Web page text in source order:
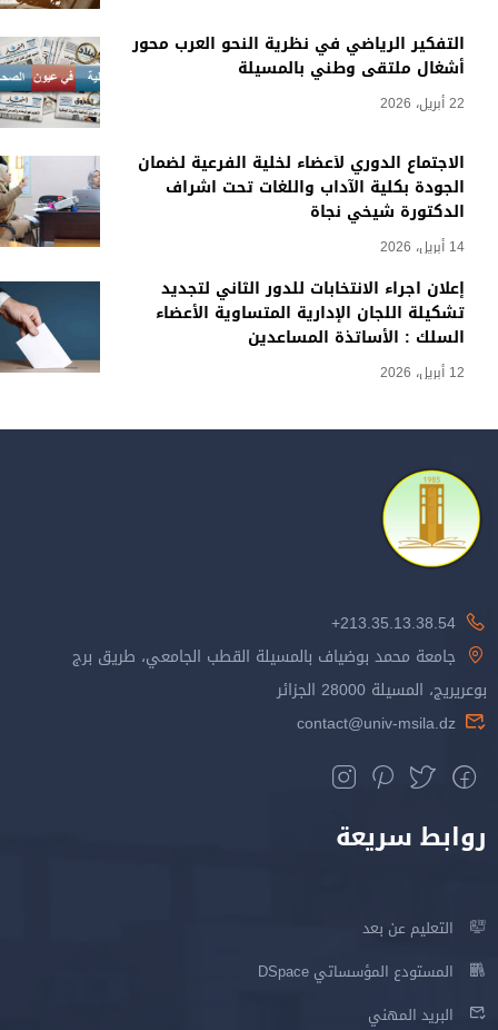
التفكير الرياضي في نظرية النحو العرب محور
أشغال ملتقى وطني بالمسيلة
22 أبريل، 2026
الاجتماع الدوري لأعضاء لخلية الفرعية لضمان
الجودة بكلية الآداب واللغات تحت اشراف
الدكتورة شيخي نجاة
14 أبريل، 2026
إعلان اجراء الانتخابات للدور الثاني لتجديد
تشكيلة اللجان الإدارية المتساوية الأعضاء
السلك : الأساتذة المساعدين
12 أبريل، 2026
213.35.13.38.54+
جامعة محمد بوضياف بالمسيلة القطب الجامعي، طريق برج
بوعريريج، المسيلة 28000 الجزائر
contact@univ-msila.dz
روابط سريعة
التعليم عن بعد
المستودع المؤسساتي DSpace
البريد المهني